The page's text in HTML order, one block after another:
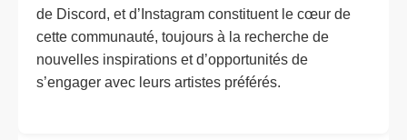
de Discord, et d’Instagram constituent le cœur de
cette communauté, toujours à la recherche de
nouvelles inspirations et d’opportunités de
s’engager avec leurs artistes préférés.